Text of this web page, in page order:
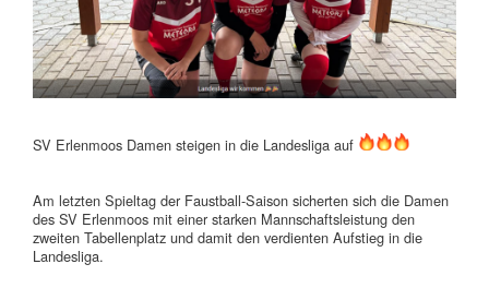
SV Erlenmoos Damen steigen in die Landesliga auf
Am letzten Spieltag der Faustball-Saison sicherten sich die Damen
des SV Erlenmoos mit einer starken Mannschaftsleistung den
zweiten Tabellenplatz und damit den verdienten Aufstieg in die
Landesliga.